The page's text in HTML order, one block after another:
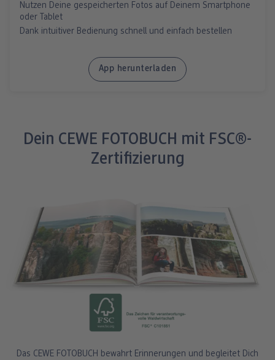
Nutzen Deine gespeicherten Fotos auf Deinem Smartphone
oder Tablet
Dank intuitiver Bedienung schnell und einfach bestellen
App herunterladen
Dein CEWE FOTOBUCH mit FSC®-
Zertifizierung
Das CEWE FOTOBUCH bewahrt Erinnerungen und begleitet Dich